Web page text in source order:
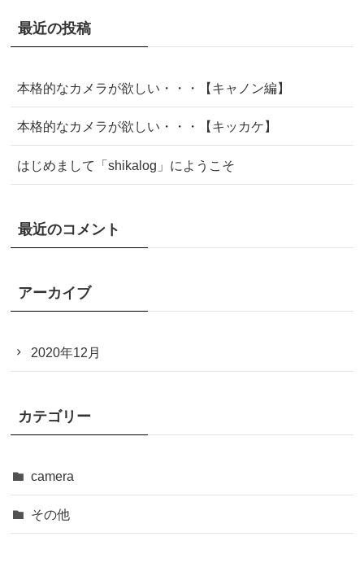
最近の投稿
本格的なカメラが欲しい・・・【キャノン編】
本格的なカメラが欲しい・・・【キッカケ】
はじめまして「shikalog」にようこそ
最近のコメント
アーカイブ
2020年12月
カテゴリー
camera
その他